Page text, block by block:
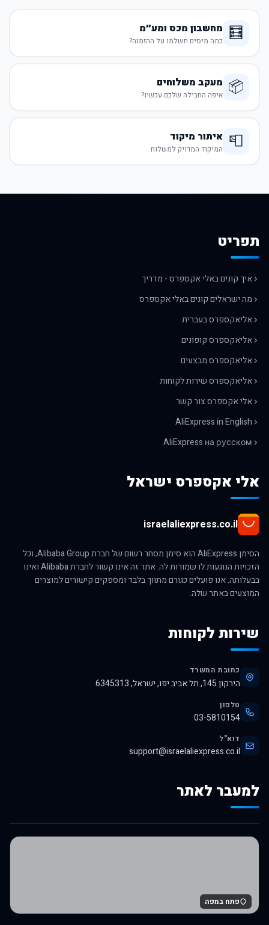
🧮 מחשבון מכס ומע״מ
כמה מיסים תשלמו על ההזמנה?
📦 מעקב משלוחים
איפה החבילה שלכם עכשיו?
📮 איתור מיקוד
המיקוד המדויק למשלוח
תפריט
איך קונים באלי אקספרס - מדריך
מה ישראלים קונים באלי אקספרס
אליאקספרס בעברית
אליאקספרס קופונים
אליאקספרס מבצעים
אליאקספרס שירות לקוחות
אלי אקספרס צור קשר
AliExpress in English
AliExpress на русском
אלי אקספרס ישראל
israelaliexpress.co.il
הסימן AliExpress הוא סימן מסחר רשום של חברת Alibaba Group, וכל
הזכויות הנוגעות לו שמורות לה. אתר זה אינו קשור לחברת Alibaba ואינו
בבעלותה. אנו פועלים כגורם מתווך בלבד ומספקים קישורים למוצרים
המוצעים באתר שלה.
שירות לקוחות
כתובת המשרד
הירקון 145, תל אביב יפו, ישראל, 6345313
טלפון
03-5810154
דוא"ל
support@israelaliexpress.co.il
למעבר לאתר
לרכישה באלי אקספרס
פתח במפה